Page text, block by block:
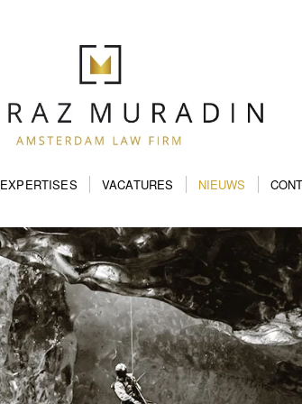
EXPERTISES VACATURES NIEUWS